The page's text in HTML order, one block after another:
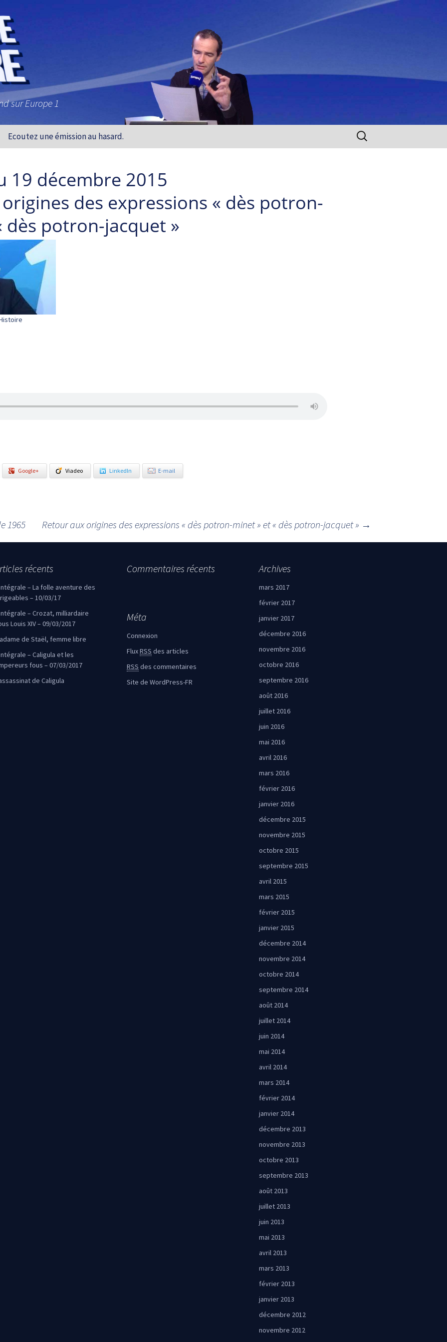
sur Europe 1
Ecoutez une émission au hasard. Rechercher :
19 décembre 2015
des expressions « dès potron-
dès potron-jacquet »
Google+ Viadeo LinkedIn E-mail
1965 Retour aux origines des expressions « dès potron-minet » et « dès potron-jacquet » →
récents
– La folle aventure des
– 10/03/17
– Crozat, milliardaire
Louis XIV – 09/03/2017
de Staël, femme libre
– Caligula et les
fous – 07/03/2017
de Caligula
Commentaires récents Archives
mars 2017
février 2017
janvier 2017
décembre 2016
novembre 2016
octobre 2016
septembre 2016
août 2016
juillet 2016
juin 2016
mai 2016
avril 2016
mars 2016
février 2016
janvier 2016
décembre 2015
novembre 2015
octobre 2015
septembre 2015
avril 2015
mars 2015
février 2015
janvier 2015
décembre 2014
novembre 2014
octobre 2014
septembre 2014
août 2014
juillet 2014
juin 2014
mai 2014
avril 2014
mars 2014
février 2014
janvier 2014
décembre 2013
novembre 2013
octobre 2013
septembre 2013
août 2013
juillet 2013
juin 2013
mai 2013
avril 2013
mars 2013
février 2013
janvier 2013
décembre 2012
novembre 2012
Méta
Connexion
FluxRSS des articles
RSS des commentaires
Site de WordPress-FR